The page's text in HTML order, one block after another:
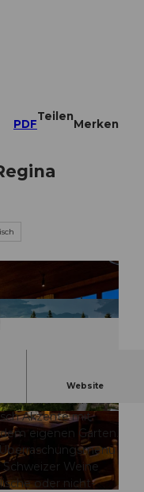
PDF
Teilen
Merken
© Kräuterhotel Edelweiss Rigi |
CC-BY-NC-ND
Website
1550 m Höhe.
Schweizer
Akzente mit
eigenen Garten.
Weine
oder nicht-